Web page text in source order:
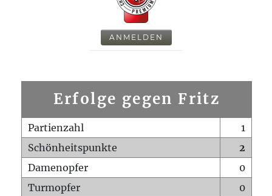
ANMELDEN
Erfolge gegen Fritz
Partienzahl
1
Schönheitspunkte
2
Damenopfer
0
Turmopfer
0